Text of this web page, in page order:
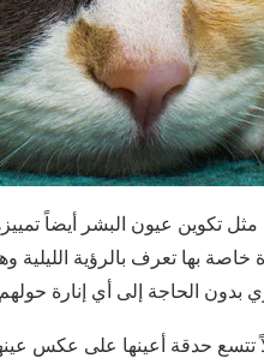
تكوين عيون البشر أيضاً
خاصة بها تعرف بالرؤية
بدون الحاجة إلى أي إنارة
تتسع حدقة أعينها على عكس